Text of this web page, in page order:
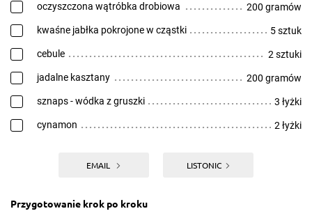
oczyszczona wątróbka drobiowa 200 gramów
kwaśne jabłka pokrojone w cząstki 5 sztuk
cebule 2 sztuki
jadalne kasztany 200 gramów
sznaps - wódka z gruszki 3 łyżki
cynamon 2 łyżki
EMAIL LISTONIC
Przygotowanie krok po kroku